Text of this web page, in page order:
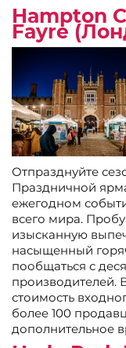
Hampton
Fayre
Отпразднуйте
Праздничной
ежегодном
всего мира.
изысканную
насыщенный
пообщаться с
производителей.
стоимость
более 100
дополнительное